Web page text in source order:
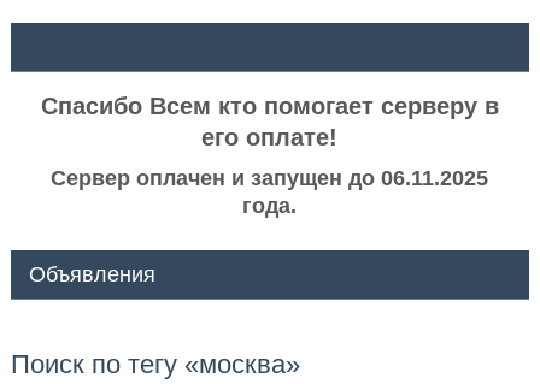
Спасибо Всем кто помогает серверу в
его оплате!
Сервер оплачен и запущен до 06.11.2025
года.
Объявления
Поиск по тегу «москва»